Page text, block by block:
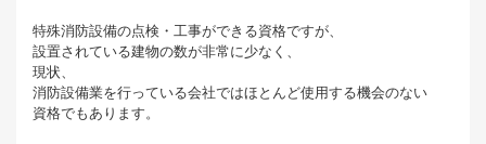
特殊消防設備の点検・工事ができる資格ですが、
設置されている建物の数が非常に少なく、
現状、
消防設備業を行っている会社ではほとんど使用する機会のない
資格でもあります。